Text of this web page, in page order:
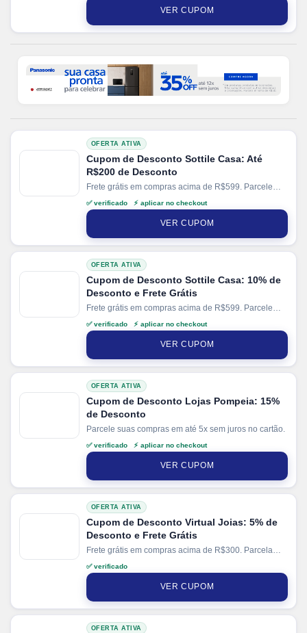
VER CUPOM
OFERTA ATIVA
Cupom de Desconto Sottile Casa: Até
R$200 de Desconto
Frete grátis em compras acima de R$599. Parcele
suas compras em até 10x sem juros no cartão. Ganhe
+ 5% de desconto em pagamentos via PIX.
✅ verificado ⚡ aplicar no checkout
VER CUPOM
OFERTA ATIVA
Cupom de Desconto Sottile Casa: 10% de
Desconto e Frete Grátis
Frete grátis em compras acima de R$599. Parcele
suas compras em até 10x sem juros no cartão. Ganhe
+ 5% de desconto em pagamentos via PIX.
✅ verificado ⚡ aplicar no checkout
VER CUPOM
OFERTA ATIVA
Cupom de Desconto Lojas Pompeia: 15%
de Desconto
Parcele suas compras em até 5x sem juros no cartão.
✅ verificado ⚡ aplicar no checkout
VER CUPOM
OFERTA ATIVA
Cupom de Desconto Virtual Joias: 5% de
Desconto e Frete Grátis
Frete grátis em compras acima de R$300. Parcela
sua compra em até 6x sem juros.
✅ verificado
VER CUPOM
OFERTA ATIVA